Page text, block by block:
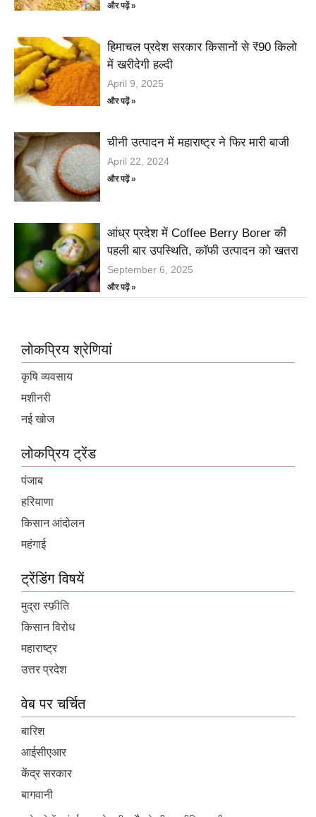
और पढ़ें »
हिमाचल प्रदेश सरकार किसानों से ₹90 किलो
में खरीदेगी हल्दी
April 9, 2025
और पढ़ें »
चीनी उत्पादन में महाराष्ट्र ने फिर मारी बाजी
April 22, 2024
और पढ़ें »
आंध्र प्रदेश में Coffee Berry Borer की
पहली बार उपस्थिति, कॉफी उत्पादन को खतरा
September 6, 2025
और पढ़ें »
लोकप्रिय श्रेणियां
कृषि व्यवसाय
मशीनरी
नई खोज
लोकप्रिय ट्रेंड
पंजाब
हरियाणा
किसान आंदोलन
महंगाई
ट्रेंडिंग विषयें
मुद्रा स्फ़ीति
किसान विरोध
महाराष्ट्र
उत्तर प्रदेश
वेब पर चर्चित
बारिश
आईसीएआर
केंद्र सरकार
बागवानी